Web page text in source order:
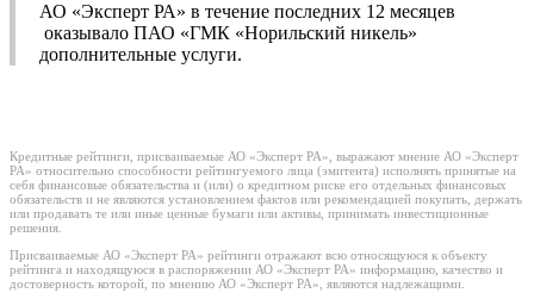
АО «Эксперт РА» в течение последних 12 месяцев
оказывало ПАО «ГМК «Норильский никель»
дополнительные услуги.
Кредитные рейтинги, присваиваемые АО «Эксперт РА», выражают мнение АО «Эксперт
РА» относительно способности рейтингуемого лица (эмитента) исполнять принятые на
себя финансовые обязательства и (или) о кредитном риске его отдельных финансовых
обязательств и не являются установлением фактов или рекомендацией покупать, держать
или продавать те или иные ценные бумаги или активы, принимать инвестиционные
решения.
Присваиваемые АО «Эксперт РА» рейтинги отражают всю относящуюся к объекту
рейтинга и находящуюся в распоряжении АО «Эксперт РА» информацию, качество и
достоверность которой, по мнению АО «Эксперт РА», являются надлежащими.